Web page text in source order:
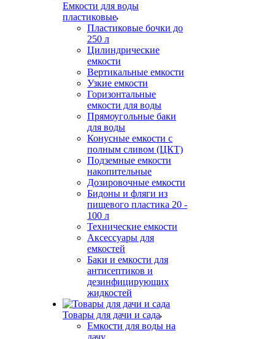
Емкости для воды
пластиковые
Пластиковые бочки до
250 л
Цилиндрические
емкости
Вертикальные емкости
Узкие емкости
Горизонтальные
емкости для воды
Прямоугольные баки
для воды
Конусные емкости с
полным сливом (ЦКТ)
Подземные емкости
накопительные
Дозировочные емкости
Бидоны и фляги из
пищевого пластика 20 -
100 л
Технические емкости
Аксессуары для
емкостей
Баки и емкости для
антисептиков и
дезинфицирующих
жидкостей
Товары для дачи и сада
Емкости для воды на
дачу